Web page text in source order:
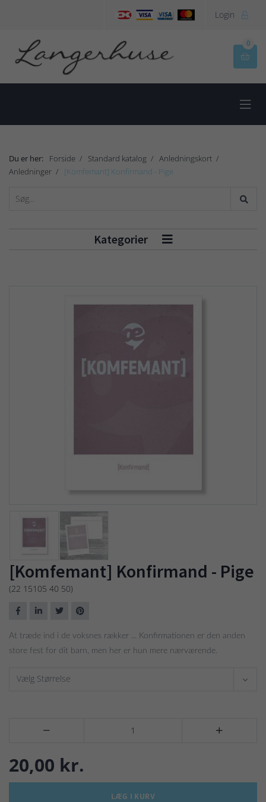
Login 

0

Du er her: Forside Standard katalog
Anledningskort
Anledninger
[Komfemant] Konfirmand - Pige
Kategorier 
[Komfemant] Konfirmand - Pige
(22 15105 40 50)
At træde ind i de voksnes rækker ... Konfirmationen er den anden
store fest for dit barn, men her er hun mere nærværende.
Vælg Størrelse
 
20,00 kr.
LÆG I KURV